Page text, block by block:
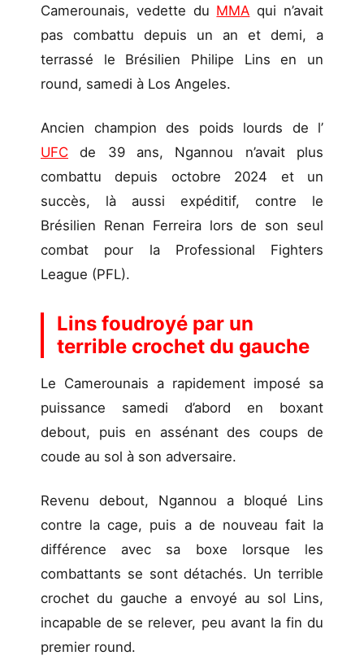
Camerounais, vedette du MMA qui n’avait
pas combattu depuis un an et demi, a
terrassé le Brésilien Philipe Lins en un
round, samedi à Los Angeles.
Ancien champion des poids lourds de l’
UFC de 39 ans, Ngannou n’avait plus
combattu depuis octobre 2024 et un
succès, là aussi expéditif, contre le
Brésilien Renan Ferreira lors de son seul
combat pour la Professional Fighters
League (PFL).
Lins foudroyé par un
terrible crochet du gauche
Le Camerounais a rapidement imposé sa
puissance samedi d’abord en boxant
debout, puis en assénant des coups de
coude au sol à son adversaire.
Revenu debout, Ngannou a bloqué Lins
contre la cage, puis a de nouveau fait la
différence avec sa boxe lorsque les
combattants se sont détachés. Un terrible
crochet du gauche a envoyé au sol Lins,
incapable de se relever, peu avant la fin du
premier round.